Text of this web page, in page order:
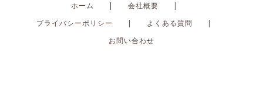
ホーム
会社概要
プライバシーポリシー
よくある質問
お問い合わせ